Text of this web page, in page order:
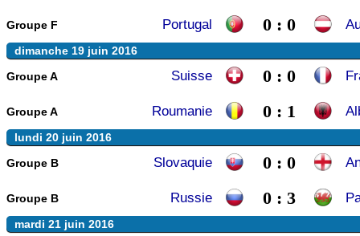
Groupe F Portugal 0 : 0
dimanche 19 juin 2016
Groupe A
Suisse 0 : 0
Groupe A Roumanie 0 : 1
lundi 20 juin 2016
Groupe B
Slovaquie 0 : 0
Groupe B Russie 0 : 3
mardi 21 juin 2016